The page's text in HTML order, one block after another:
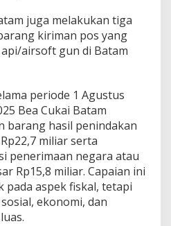
juga melakukan tiga
kiriman pos yang
airsoft gun di Batam
periode 1 Agustus
Bea Cukai Batam
barang hasil penindakan
miliar serta
penerimaan negara atau
Rp15,8 miliar. Capaian ini
pada aspek fiskal, tetapi
ekonomi, dan